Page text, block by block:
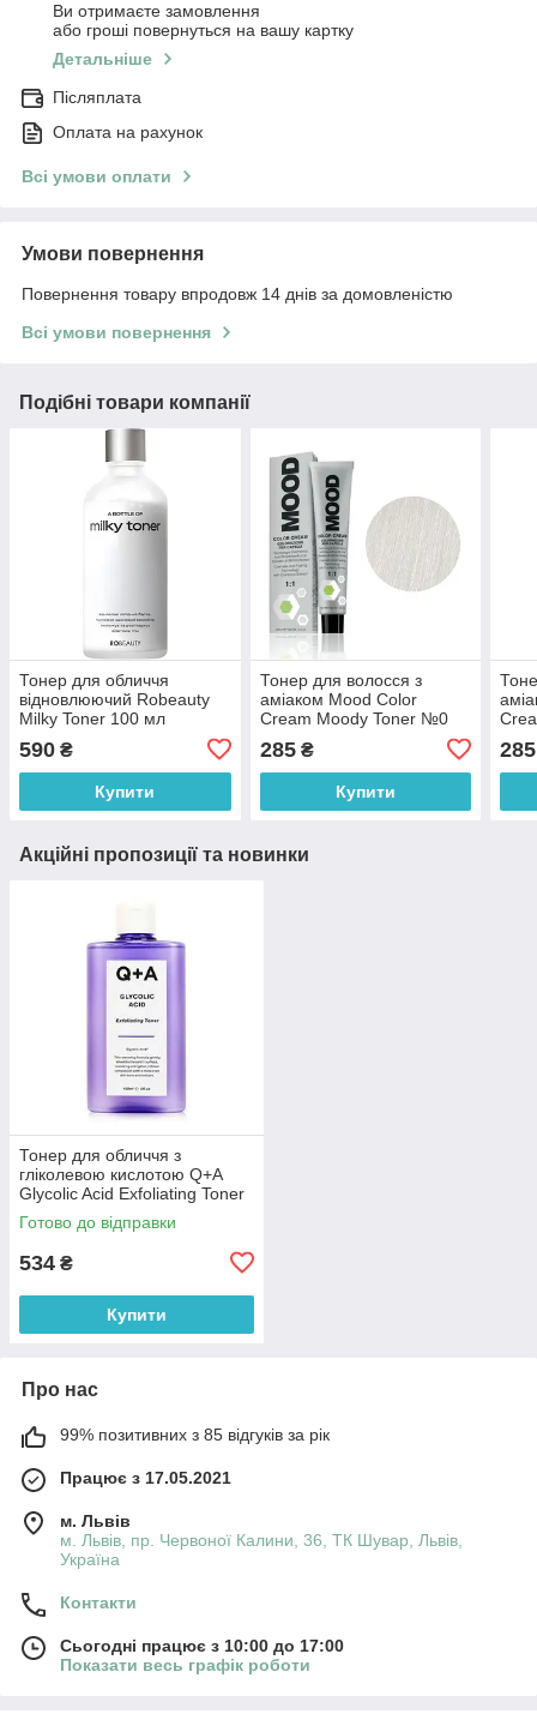
Ви отримаєте замовлення
або гроші повернуться на вашу картку
Детальніше
Післяплата
Оплата на рахунок
Всі умови оплати
Умови повернення
Повернення товару впродовж 14 днів за домовленістю
Всі умови повернення
Подібні товари компанії
Тонер для обличчя
відновлюючий Robeauty
Milky Toner 100 мл
590 ₴
Купити
Тонер для волосся з
аміаком Mood Color
Cream Moody Toner №0
285₴
Купити
285
Акційні пропозиції та новинки
Тонер для обличчя з
гліколевою кислотою Q+A
Glycolic Acid Exfoliating Toner
150 мл
Готово до відправки
534 ₴
Купити
Про нас
99% позитивних з 85 відгуків за рік
Працює з 17.05.2021
м. Львів
м. Львів, пр. Червоної Калини, 36, ТК Шувар, Львів,
Україна
Контакти
Сьогодні працює з 10:00 до 17:00
Показати весь графік роботи